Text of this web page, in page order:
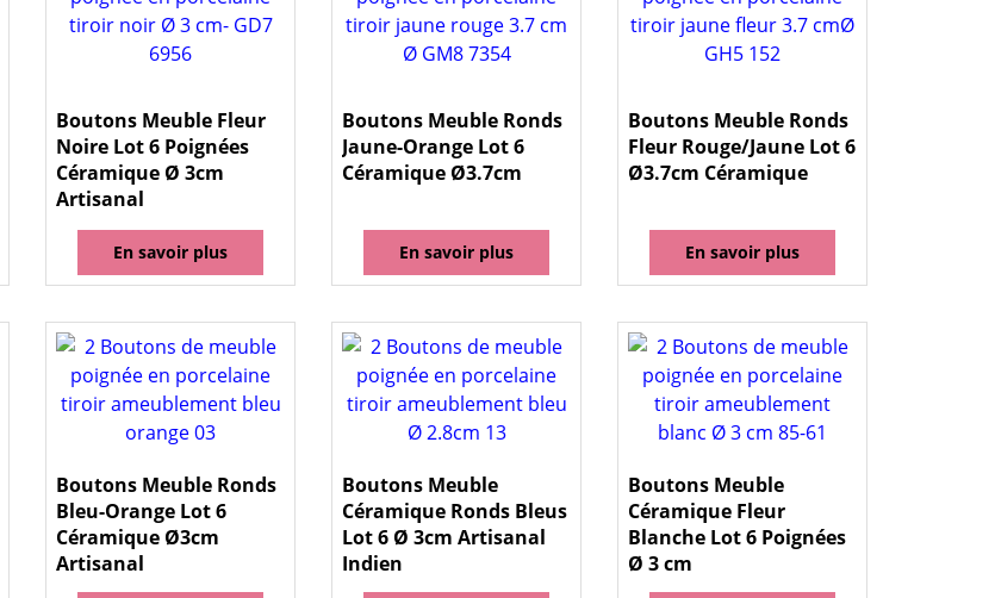
Boutons Meuble Fleur
Noire Lot 6 Poignées
Céramique Ø 3cm
Artisanal
En savoir plus
Boutons Meuble Ronds
Jaune-Orange Lot 6
Céramique Ø3.7cm
En savoir plus
Boutons Meuble Ronds
Fleur Rouge/Jaune Lot 6
Ø3.7cm Céramique
En savoir plus
Boutons Meuble Ronds
Bleu-Orange Lot 6
Céramique Ø3cm
Artisanal
Boutons Meuble
Céramique Ronds Bleus
Lot 6 Ø 3cm Artisanal
Indien
Boutons Meuble
Céramique Fleur
Blanche Lot 6 Poignées
Ø 3 cm